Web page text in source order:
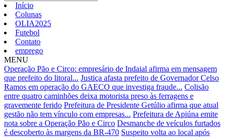
Início
Colunas
OLIA2025
Futebol
Contato
emprego
MENU
Operação Pão e Circo: empresário de Indaial afirma em mensagem
que prefeito do litoral... Justiça afasta prefeito de Governador Celso
Ramos em operação do GAECO que investiga fraude... Colisão
entre quatro caminhões deixa motorista preso às ferragens e
gravemente ferido Prefeitura de Presidente Getúlio afirma que atual
gestão não tem vínculo com empresas... Prefeitura de Apiúna emite
nota sobre a Operação Pão e Circo Desmanche de veículos furtados
é descoberto às margens da BR-470 Suspeito volta ao local após